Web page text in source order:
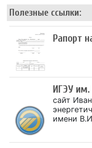
Полезные ссылки:
Рапорт
ИГЭУ им.
сайт
имени